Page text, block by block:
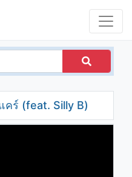
ร์ (feat. Silly B)